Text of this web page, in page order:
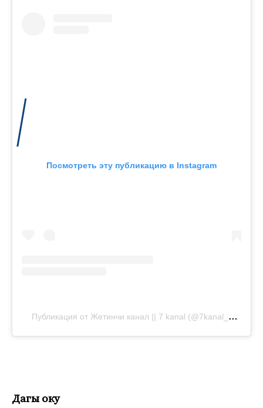
Посмотреть эту публикацию в Instagram
П
убликация от Жетинчи канал || 7 kanal (@7kanal_official)
Дагы оку